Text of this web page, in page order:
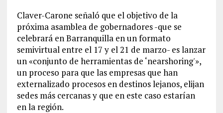
Claver-Carone señaló que el objetivo de la
próxima asamblea de gobernadores -que se
celebrará en Barranquilla en un formato
semivirtual entre el 17 y el 21 de marzo- es lanzar
un «conjunto de herramientas de ‘nearshoring'»,
un proceso para que las empresas que han
externalizado procesos en destinos lejanos, elijan
sedes más cercanas y que en este caso estarían
en la región.